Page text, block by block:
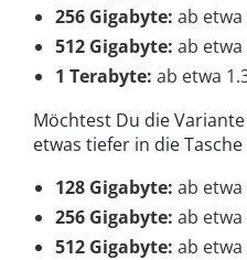
256 Gigabyte: ab etwa
512 Gigabyte: ab etwa
1 Terabyte: ab etwa
Möchtest Du die
etwas tiefer in die
128 Gigabyte: ab etwa
256 Gigabyte: ab etwa
512 Gigabyte: ab etwa